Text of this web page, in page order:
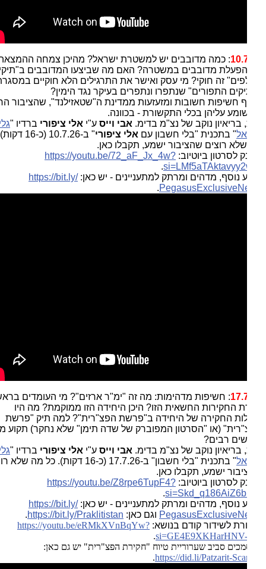
: כמה מדובבים יש למשטרת ישראל? מהיכן צמחה ההמצאה
מדובבים במשטרה? האם מה שביצעו המדובבים ב"תיקי
זה חוקי? מי עסק ואישר את התרגילים הלא חוקיים במסגרת
התפורים" שנתפרו ונתפרים בעיקר נגד הימין?
חשיפות חשובות ומזעזעות ממדינת ה"שטאזילנד", שהציבור הרחב
עליהן בכלי התקשורת - בכוונה.
בריאיון נוקב של נצ"מ בדימ.אבי וייסע"יאלי ציפוריברדיו "גלי
" בתכנית "בלי חשבון עםאלי ציפורי
" ב-10.7.26 (כ-16 דקות). כל
רוצים שהציבור ישמע, תקבלו כאן.
לסרטון ביוטיוב:https://youtu.be/72_aF_Jx_4w?
.
נוסף, מדהים ומרתק למתעניינים - יש כאן: https://bit.ly/
.
: חשיפות מדהימות: מה זה "ימ"ר ארזים"? מי העומדים בראש
החקירות החשאית הזו? היכן היחידה הזו ממוקמת? מה היו
החקירה של היחידה ב"פרשת הפצ"רית"? למה תיק "פרשת
(או "הסרטון המפוברק של שדה תימן" שלא נחקר) תקוע מזה
רבים?
בריאיון נוקב של נצ"מ בדימ.אבי וייס ע"יאלי ציפוריברדיו "גלי
" בתכנית "בלי חשבון" ב-17.7.26 (כ-16 דקות). כל מה שלא רוצים
ישמע, תקבלו כאן.
לסרטון ביוטיוב:https://youtu.be/Z8rpe6TupF4?
.
נוסף, מדהים ומרתק למתעניינים - יש כאן: https://bit.ly/
וגם כאן: https://bit.ly/Praklitistan
.
לשידור קודם בנושא:https://youtu.be/eRMkXVnBqYw?
.
סביב שערוריית טיוח "חקירת הפצ"רית" יש גם כאן:
https://did.li/Patzarit-
.